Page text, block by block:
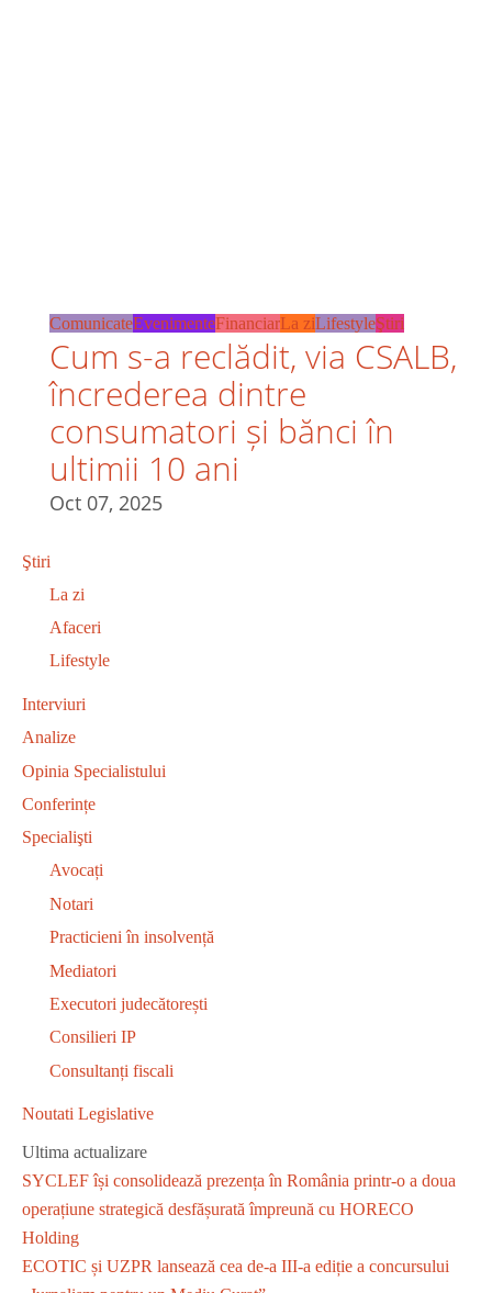
ComunicateEvenimenteFinanciarLa ziLifestyleŞtiri
Cum s-a reclădit, via CSALB,
încrederea dintre
consumatori și bănci în
ultimii 10 ani
Oct 07, 2025
Ştiri
La zi
Afaceri
Lifestyle
Interviuri
Analize
Opinia Specialistului
Conferințe
Specialişti
Avocați
Notari
Practicieni în insolvență
Mediatori
Executori judecătorești
Consilieri IP
Consultanți fiscali
Noutati Legislative
Ultima actualizare
SYCLEF își consolidează prezența în România printr-o a doua
operațiune strategică desfășurată împreună cu HORECO
Holding
ECOTIC și UZPR lansează cea de-a III-a ediție a concursului